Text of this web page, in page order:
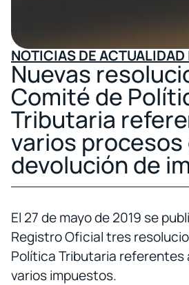
NOTICIAS DE ACTUALIDAD
Nuevas
Comité de
Tributaria
varios procesos
devolución de
El 27 de mayo de 2019 se
Registro Oficial tres
Política Tributaria referentes
varios impuestos.